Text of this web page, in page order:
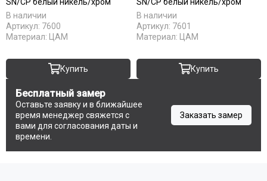
Дворецкий
ЗАО ПО Одинцово
Оникс
Пожметком
Шейл Дорс
Юркас
В наличии
Артикул: 7600
Материал: ЦАМ
Купить
В наличии
Артикул: 7601
Материал: ЦАМ
Купить
Бесплатный замер
Оставьте заявку и в ближайшее
время менеджер свяжется с
вами для согласования даты и
времени.
Заказать замер